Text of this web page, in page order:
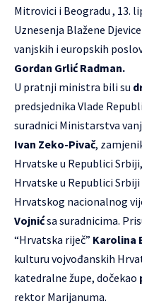
Mitrovici i Beogradu , 13.
Uznesenja Blažene
vanjskih i europskih
Gordan Grlić Radman.
U pratnji ministra bili su
predsjednika Vlade
suradnici Ministarstva
Ivan Zeko-Pivač,
Hrvatske u Republici
Hrvatske u Republici Srbiji
Hrvatskog nacionalnog
Vojnićsa suradnicima.
“Hrvatska riječ” Karolina
kulturu vojvođanskih
katedralne župe, dočekao
rektor Marijanuma.